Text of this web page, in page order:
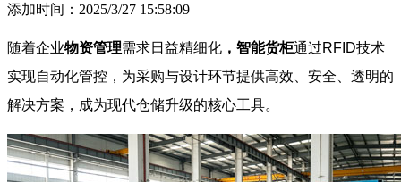
添加时间：2025/3/27 15:58:09
随着企业物资管理需求日益精细化 ，智能货柜通过RFID技术
实现自动化管控，为采购与设计环节提供高效、安全、透明的
解决方案，成为现代仓储升级的核心工具。